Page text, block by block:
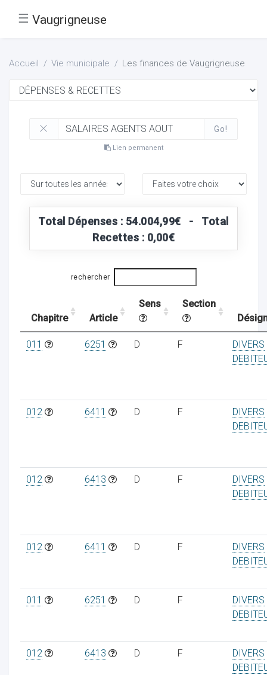
☰ Vaugrigneuse
Accueil Vie municipale Les finances de Vaugrigneuse
Go!
Lien permanent
Total Dépenses : 54.004,99€ - Total
Recettes : 0,00€
rechercher
Chapitre Article
Sens
Section
011 6251 D F
DIVERS
012 6411 D F
DIVERS
012 6413 D F
DIVERS
012 6411 D F
DIVERS
011 6251 D F
DIVERS
012 6413 D F
DIVERS